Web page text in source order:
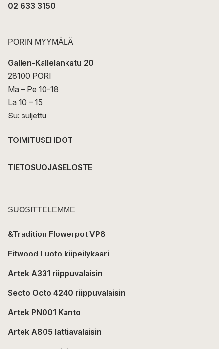
02 633 3150
PORIN MYYMÄLÄ
Gallen-Kallelankatu 20
28100 PORI
Ma – Pe 10-18
La 10 – 15
Su: suljettu
TOIMITUSEHDOT
TIETOSUOJASELOSTE
SUOSITTELEMME
&Tradition Flowerpot VP8
Fitwood Luoto kiipeilykaari
Artek A331 riippuvalaisin
Secto Octo 4240 riippuvalaisin
Artek PN001 Kanto
Artek A805 lattiavalaisin